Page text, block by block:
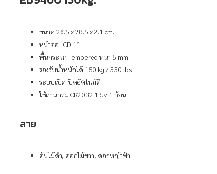
ขนาด 28.5 x 28.5 x 2.1 cm.
หน้าจอ LCD 1″
พื้นกระจก Tempered หนา 5 mm.
รองรับน้ำหนักได้ 150 kg./ 330 lbs.
ระบบเปิด-ปิดอัตโนมัติ
ใช้ถ่านกลม CR2032 1.5v. 1 ก้อน
ลาย
ต้นไม้ดำ, ดอกไม้ขาว, ดอกหญ้าฟ้า